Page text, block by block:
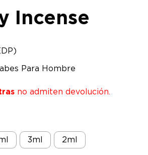
Incense
Para Hombre
no admiten devolución.
3ml 2ml